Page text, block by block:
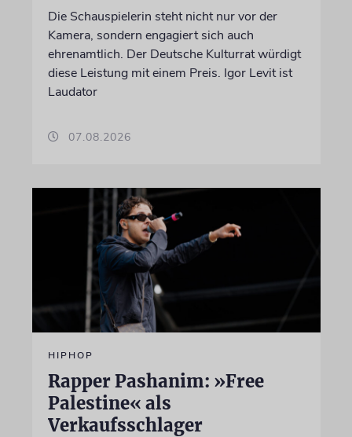
Die Schauspielerin steht nicht nur vor der
Kamera, sondern engagiert sich auch
ehrenamtlich. Der Deutsche Kulturrat würdigt
diese Leistung mit einem Preis. Igor Levit ist
Laudator
07.08.2026
HIPHOP
Rapper Pashanim: »Free
Palestine« als
Verkaufsschlager